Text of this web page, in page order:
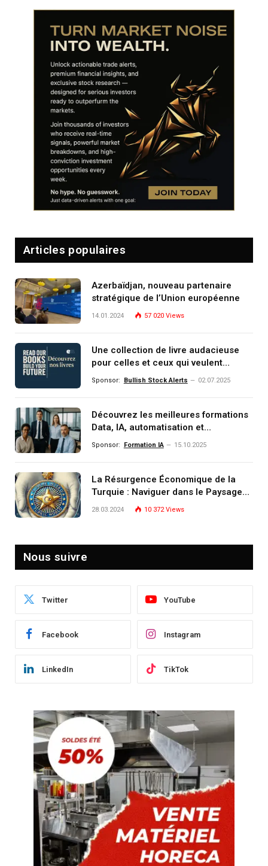
Articles populaires
Azerbaïdjan, nouveau partenaire
stratégique de l’Union européenne
14.01.2024 57 020 Views
Une collection de livre audacieuse
pour celles et ceux qui veulent
comprendre, investir et dominer le
Sponsor: Bullish Stock Alerts 02.07.2025
Découvrez les meilleures formations
Data, IA, automatisation et
investissement (gestion de
Sponsor: Formation IA 15.10.2025
La Résurgence Économique de la
Turquie : Naviguer dans le Paysage
Post-Crise
28.03.2024 10 372Views
Nous suivre
Twitter YouTube
Facebook Instagram
LinkedIn TikTok